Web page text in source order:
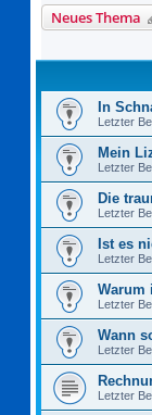
Neues Thema
In
Letzter
Mein
Letzter
Die
Letzter
Ist es
Letzter
Warum
Letzter
Wann
Letzter
Letzter